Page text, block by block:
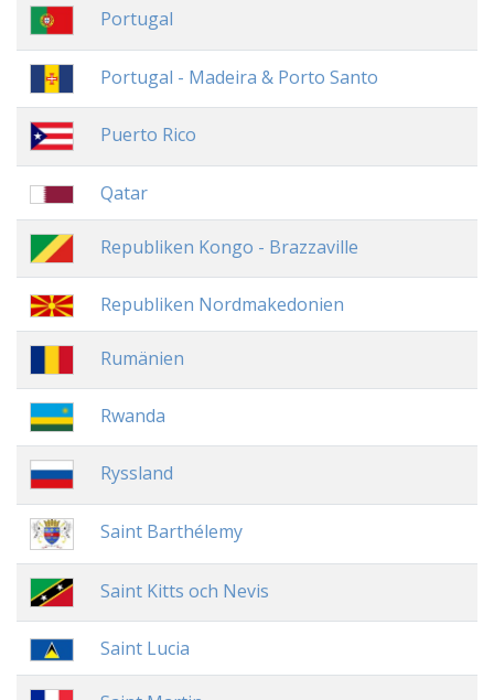
Portugal
Portugal - Madeira & Porto Santo
Puerto Rico
Qatar
Republiken Kongo - Brazzaville
Republiken Nordmakedonien
Rumänien
Rwanda
Ryssland
Saint Barthélemy
Saint Kitts och Nevis
Saint Lucia